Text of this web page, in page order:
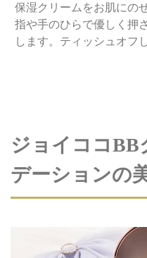
保湿クリームをお肌にの
指や手のひらで優しく押
します。ティッシュオフ
ジョイココBB
デーションの